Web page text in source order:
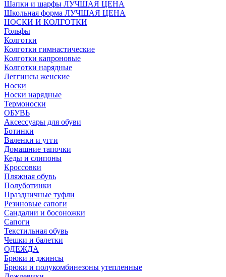
Шапки и шарфы ЛУЧШАЯ ЦЕНА
Школьная форма ЛУЧШАЯ ЦЕНА
НОСКИ И КОЛГОТКИ
Гольфы
Колготки
Колготки гимнастические
Колготки капроновые
Колготки нарядные
Леггинсы женские
Носки
Носки нарядные
Термоноски
ОБУВЬ
Аксессуары для обуви
Ботинки
Валенки и угги
Домашние тапочки
Кеды и слипоны
Кроссовки
Пляжная обувь
Полуботинки
Праздничные туфли
Резиновые сапоги
Сандалии и босоножки
Сапоги
Текстильная обувь
Чешки и балетки
ОДЕЖДА
Брюки и джинсы
Брюки и полукомбинезоны утепленные